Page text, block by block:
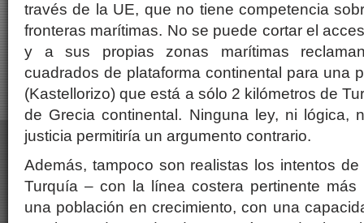
través de la UE, que no tiene competencia
fronteras marítimas. No se puede cortar el
y a sus propias zonas marítimas
cuadrados de plataforma continental para una
(Kastellorizo) que está a sólo 2 kilómetros de
de Grecia continental. Ninguna ley, ni lógica,
justicia permitiría un argumento contrario.
Además, tampoco son realistas los intentos
Turquía – con la línea costera pertinente
una población en crecimiento, con una